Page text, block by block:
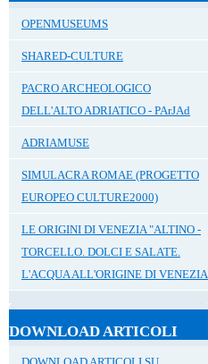
OPENMUSEUMS
SHARED-CULTURE
PACRO ARCHEOLOGICO
DELL'ALTO ADRIATICO - PArJAd
ADRIAMUSE
SIMULACRA ROMAE (PROGETTO
EUROPEO CULTURE2000)
LE ORIGINI DI VENEZIA "ALTINO -
TORCELLO. DOLCI E SALATE.
L'ACQUA ALL'ORIGINE DI VENEZIA
DOWNLOAD ARTICOLI